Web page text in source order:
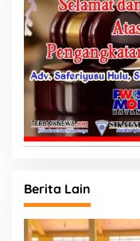
Berita Lain